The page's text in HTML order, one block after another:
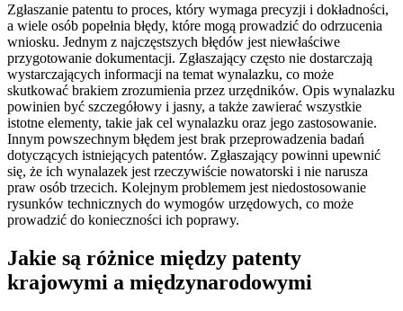
Zgłaszanie patentu to proces, który wymaga precyzji i dokładności,
a wiele osób popełnia błędy, które mogą prowadzić do odrzucenia
wniosku. Jednym z najczęstszych błędów jest niewłaściwe
przygotowanie dokumentacji. Zgłaszający często nie dostarczają
wystarczających informacji na temat wynalazku, co może
skutkować brakiem zrozumienia przez urzędników. Opis wynalazku
powinien być szczegółowy i jasny, a także zawierać wszystkie
istotne elementy, takie jak cel wynalazku oraz jego zastosowanie.
Innym powszechnym błędem jest brak przeprowadzenia badań
dotyczących istniejących patentów. Zgłaszający powinni upewnić
się, że ich wynalazek jest rzeczywiście nowatorski i nie narusza
praw osób trzecich. Kolejnym problemem jest niedostosowanie
rysunków technicznych do wymogów urzędowych, co może
prowadzić do konieczności ich poprawy.
Jakie są różnice między patenty
krajowymi a międzynarodowymi